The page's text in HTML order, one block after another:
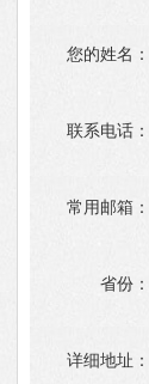
您的姓名：
联系电话：
常用邮箱：
省份：
详细地址：